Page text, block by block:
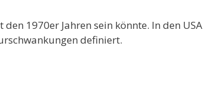
1970er Jahren sein könnte. In den USA
definiert.